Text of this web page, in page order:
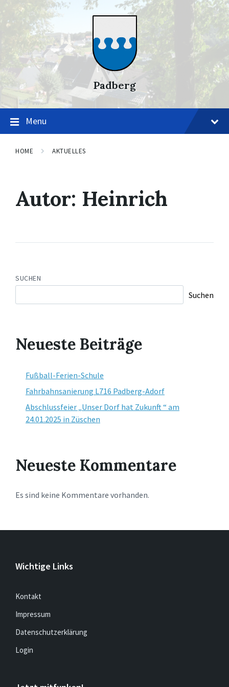
Skip
content
Skip
main
navigation
Skip
footer
Padberg
Menu
HOME AKTUELLES
Autor: Heinrich
SUCHEN
Suchen
Neueste Beiträge
Fußball-Ferien-Schule
Fahrbahnsanierung L716 Padberg-Adorf
Abschlussfeier „Unser Dorf hat Zukunft “ am
24.01.2025 in Züschen
Neueste Kommentare
Es sind keine Kommentare vorhanden.
Wichtige Links
Kontakt
Impressum
Datenschutzerklärung
Login